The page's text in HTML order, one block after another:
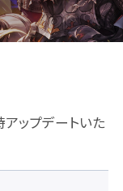
ップデートいた